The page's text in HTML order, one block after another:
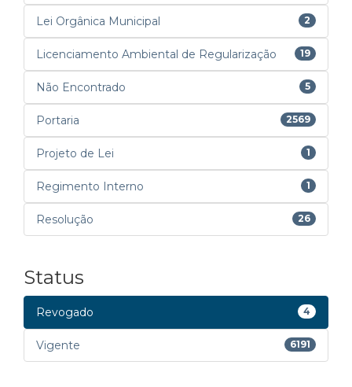
Lei Orgânica Municipal 2
Licenciamento Ambiental de Regularização 19
Não Encontrado 5
Portaria 2569
Projeto de Lei 1
Regimento Interno 1
Resolução 26
Status
Revogado 4
Vigente 6191